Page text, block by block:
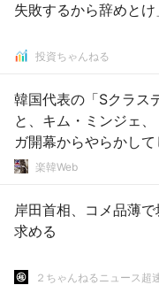
失敗するから辞めとけ
投資ちゃんねる
韓国代表の「Sクラス
と、キム・ミンジェ
ガ開幕からやらかして
楽韓Web
岸田首相、コメ品薄
求める
２ちゃんねるニュース超